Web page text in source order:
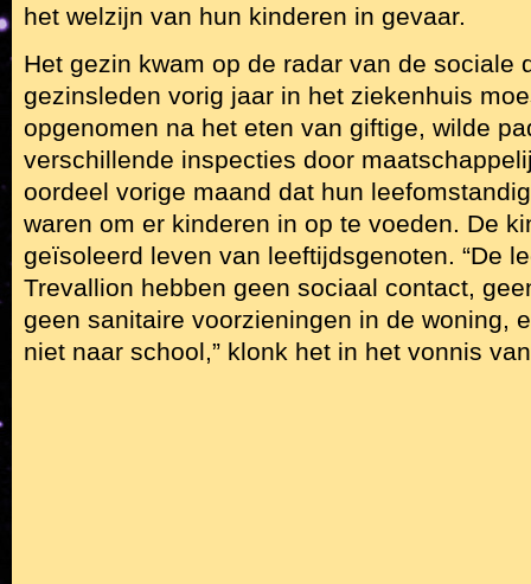
het welzijn van hun kinderen in gevaar.
Het gezin kwam op de radar van de sociale
gezinsleden vorig jaar in het ziekenhuis
opgenomen na het eten van giftige, wilde
verschillende inspecties door
oordeel vorige maand dat hun
waren om er kinderen in op te voeden. De
geïsoleerd leven van leeftijdsgenoten. “De
Trevallion hebben geen sociaal contact,
geen sanitaire voorzieningen in de woning,
niet naar school,” klonk het in het vonnis